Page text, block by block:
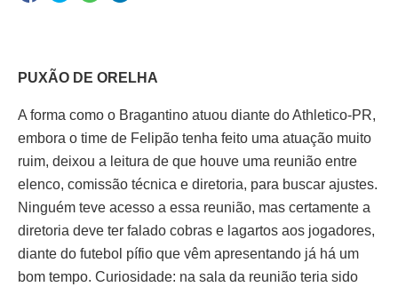
PUXÃO DE ORELHA
A forma como o Bragantino atuou diante do Athletico-PR,
embora o time de Felipão tenha feito uma atuação muito
ruim, deixou a leitura de que houve uma reunião entre
elenco, comissão técnica e diretoria, para buscar ajustes.
Ninguém teve acesso a essa reunião, mas certamente a
diretoria deve ter falado cobras e lagartos aos jogadores,
diante do futebol pífio que vêm apresentando já há um
bom tempo. Curiosidade: na sala da reunião teria sido